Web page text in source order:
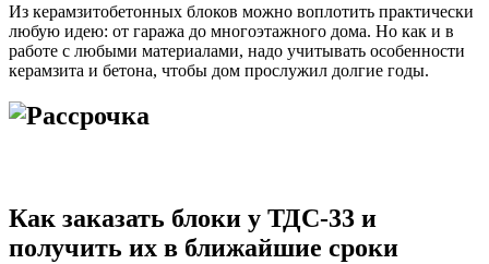
Из керамзитобетонных блоков можно воплотить практически
любую идею: от гаража до многоэтажного дома. Но как и в
работе с любыми материалами, надо учитывать особенности
керамзита и бетона, чтобы дом прослужил долгие годы.
Как заказать блоки у ТДС-33 и
получить их в ближайшие сроки